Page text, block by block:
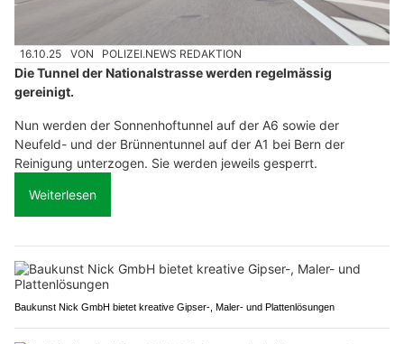
16.10.25 VON POLIZEI.NEWS REDAKTION
Die Tunnel der Nationalstrasse werden regelmässig
gereinigt.
Nun werden der Sonnenhoftunnel auf der A6 sowie der
Neufeld- und der Brünnentunnel auf der A1 bei Bern der
Reinigung unterzogen. Sie werden jeweils gesperrt.
Weiterlesen
Baukunst Nick GmbH bietet kreative Gipser-, Maler- und Plattenlösungen